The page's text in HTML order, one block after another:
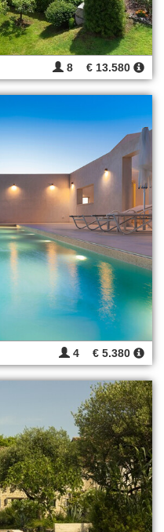
8 € 13.580
4 € 5.380